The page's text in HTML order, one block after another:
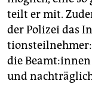
teilt er mit.
der Polizei das
die
und